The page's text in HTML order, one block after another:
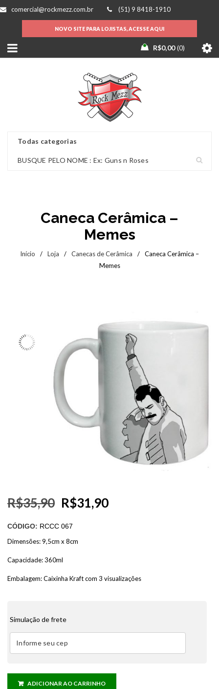
comercial@rockmezz.com.br (51) 9 8418-1910
NOVO SITE PARA LOJISTAS, ACESSE AQUI
R$0,00 0
Caneca Cerâmica –
Memes
Início / Loja / Canecas de Cerâmica /
Caneca Cerâmica –
Memes
R$35,90 R$31,90
CÓDIGO: RCCC 067
Dimensões: 9,5cm x 8cm
Capacidade: 360ml
Embalagem: Caixinha Kraft com 3 visualizações
Simulação de frete
ADICIONAR AO CARRINHO